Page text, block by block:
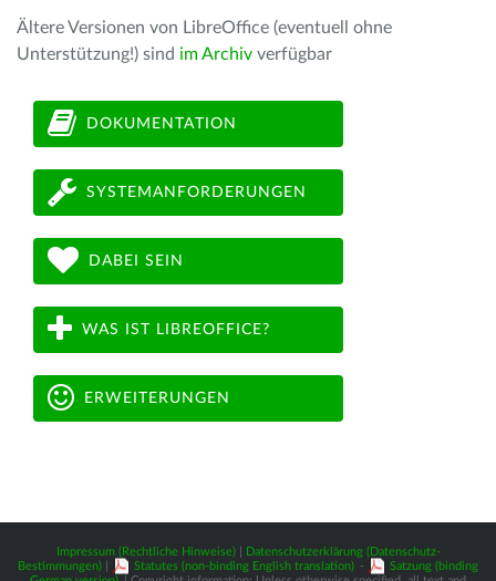
Ältere Versionen von LibreOffice (eventuell ohne
Unterstützung!) sind im Archiv verfügbar
DOKUMENTATION
SYSTEMANFORDERUNGEN
DABEI SEIN
WAS IST LIBREOFFICE?
ERWEITERUNGEN
Impressum (Rechtliche Hinweise)|
Datenschutzerklärung (Datenschutz-
Bestimmungen)
Statutes (non-binding English translation) -
Satzung (binding